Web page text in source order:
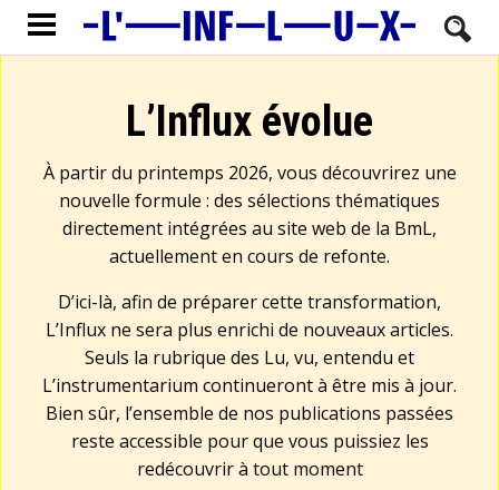
L’Influx évolue
À partir du printemps 2026, vous découvrirez une
nouvelle formule : des sélections thématiques
directement intégrées au site web de la BmL,
actuellement en cours de refonte.
D’ici-là, afin de préparer cette transformation,
L’Influx ne sera plus enrichi de nouveaux articles.
Seuls la rubrique des Lu, vu, entendu et
L’instrumentarium continueront à être mis à jour.
Bien sûr, l’ensemble de nos publications passées
reste accessible pour que vous puissiez les
redécouvrir à tout moment